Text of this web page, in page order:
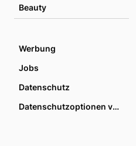
Beauty
Werbung
Jobs
Datenschutz
Datenschutzoptionen verwalten